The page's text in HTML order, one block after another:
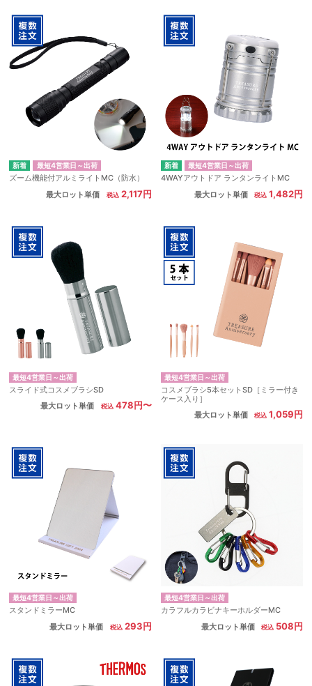
最短4営業日～出荷
ズーム機能付アルミライトMC（防水）
最大ロット単価
2,117円
最短4営業日～出荷
4WAYアウトドア ランタンライトMC
最大ロット単価
1,482円
最短4営業日～出荷
スライド式コスメブラシSD
最大ロット単価
478円〜
最短4営業日～出荷
コスメブラシ5本セットSD［ミラー付き
ケース入り］
最大ロット単価
1,059円
最短4営業日～出荷
スタンドミラーMC
最大ロット単価
293円
最短4営業日～出荷
カラフルカラビナキーホルダーMC
最大ロット単価
508円